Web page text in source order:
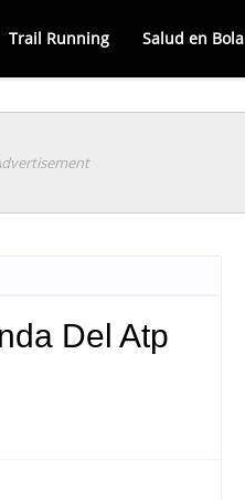
Trail Running Salud en Bola
Del Atp